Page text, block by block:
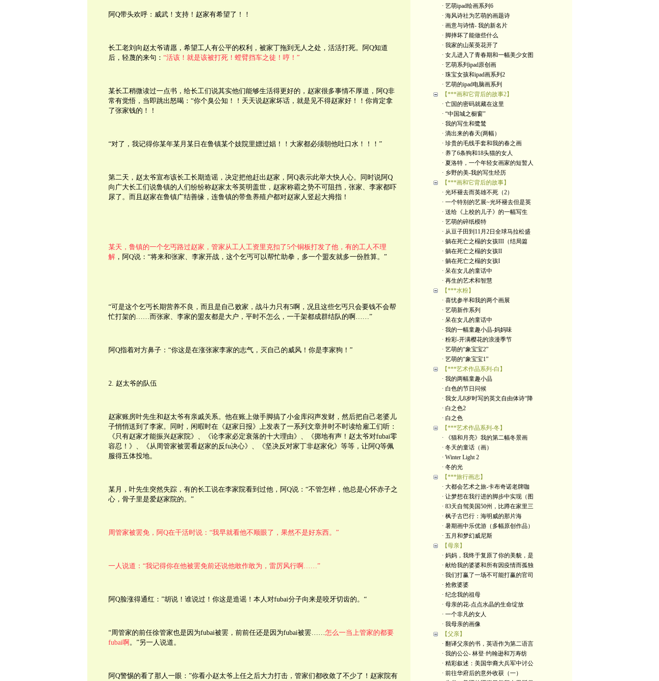
阿Q带头欢呼：威武！支持！赵家有希望了！！
长工老刘向赵太爷请愿，希望工人有公平的权利，被家丁拖到无人之处，活活打死。阿Q知道
后，轻蔑的来句： “活该！就是该被打死！螳臂挡车之徒！哼！”
某长工稍微读过一点书，给长工们说其实他们能够生活得更好的，赵家很多事情不厚道，阿Q非
常有觉悟，当即跳出怒喝：“你个臭公知！！天天说赵家坏话，就是见不得赵家好！！你肯定拿
了张家钱的！！
“对了，我记得你某年某月某日在鲁镇某个妓院里嫖过娼！！大家都必须朝他吐口水！！！”
第二天，赵太爷宣布该长工长期造谣，决定把他赶出赵家，阿Q表示此举大快人心。同时说阿Q
向广大长工们说鲁镇的人们纷纷称赵家太爷英明盖世，赵家称霸之势不可阻挡，张家、李家都吓
尿了。而且赵家在鲁镇广结善缘，连鲁镇的带鱼养殖户都对赵家人竖起大拇指！
某天，鲁镇的一个乞丐路过赵家，管家从工人工资里克扣了5个铜板打发了他，有的工人不理
解，阿Q说：“将来和张家、李家开战，这个乞丐可以帮忙助拳，多一个盟友就多一份胜算。”
“可是这个乞丐长期营养不良，而且是自己败家，战斗力只有5啊，况且这些乞丐只会要钱不会帮
忙打架的……而张家、李家的盟友都是大户，平时不怎么，一干架都成群结队的啊……”
阿Q指着对方鼻子：“你这是在涨张家李家的志气，灭自己的威风！你是李家狗！”
2. 赵太爷的队伍
赵家账房叶先生和赵太爷有亲戚关系。他在账上做手脚搞了小金库闷声发财，然后把自己老婆儿
子悄悄送到了李家。同时，闲暇时在《赵家日报》上发表了一系列文章并时不时读给雇工们听：
《只有赵家才能振兴赵家院》、《论李家必定衰落的十大理由》、《掷地有声！赵太爷对fubai零
容忍！》、《从周管家被罢看赵家的反fu决心》、《坚决反对家丁非赵家化》等等，让阿Q等佩
服得五体投地。
某月，叶先生突然失踪，有的长工说在李家院看到过他，阿Q说：“不管怎样，他总是心怀赤子之
心，骨子里是爱赵家院的。”
周管家被罢免，阿Q在干活时说：“我早就看他不顺眼了，果然不是好东西。”
一人说道：“我记得你在他被罢免前还说他敢作敢为，雷厉风行啊……”
阿Q脸涨得通红：”胡说！谁说过！你这是造谣！本人对fubai分子向来是咬牙切齿的。“
“周管家的前任徐管家也是因为fubai被罢，前前任还是因为fubai被罢……怎么一当上管家的都要
fubai啊 。”另一人说道。
阿Q警惕的看了那人一眼：”你看小赵太爷上任之后大力打击，管家们都收敛了不少了！赵家院有
· 艺萌ipad绘画系列6
· 海风诗社为艺萌的画题诗
· 画意与诗情- 我的新名片
· 脚摔坏了能做些什么
· 我家的山茱萸花开了
· 女儿进入了青春期和一幅美少女图
· 艺萌系列ipad原创画
· 珠宝女孩和ipad画系列2
· 艺萌的ipad电脑画系列
【***画和它背后的故事2】
· 亡国的密码就藏在这里
· “中国城之橱窗”
· 我的写生和鹭鸶
· 滴出来的春天(两幅）
· 珍贵的毛线手套和我的春之画
· 养了6条狗和18头猫的女人
· 夏洛特，一个年轻女画家的短暂人
· 乡野的美-我的写生经历
【***画和它背后的故事】
· 光环褪去而英雄不死（2）
· 一个特别的艺展~光环褪去但是英
· 送给《上校的儿子》的一幅写生
· 艺萌的碎纸模特
· 从豆子田到11月2日全球马拉松盛
· 躺在死亡之榻的女孩III（结局篇
· 躺在死亡之榻的女孩II
· 躺在死亡之榻的女孩I
· 呆在女儿的童话中
· 再生的艺术和智慧
【***水粉】
· 喜忧参半和我的两个画展
· 艺萌新作系列
· 呆在女儿的童话中
· 我的一幅童趣小品-妈妈味
· 粉彩-开满樱花的浪漫季节
· 艺萌的“象宝宝2”
· 艺萌的“象宝宝1”
【***艺术作品系列-白】
· 我的两幅童趣小品
· 白色的节日问候
· 我女儿8岁时写的英文自由体诗“降
· 白之色2
· 白之色
【***艺术作品系列-冬】
· 《猫和月亮》我的第二幅冬景画
· 冬天的童话（画）
· Winter Light 2
· 冬的光
【***旅行画志】
· 大都会艺术之旅-卡布奇诺老牌咖
· 让梦想在我行进的脚步中实现（图
· 83天自驾美国50州，比蹲在家里三
· 枫子古巴行：海明威的那片海
· 暑期画中乐优游（多幅原创作品）
· 五月和梦幻威尼斯
【母亲】
· 妈妈，我终于复原了你的美貌，是
· 献给我的婆婆和所有因疫情而孤独
· 我们打赢了一场不可能打赢的官司
· 抢救婆婆
· 纪念我的祖母
· 母亲的花-点点水晶的生命绽放
· 一个非凡的女人
· 我母亲的画像
【父亲】
· 翻译父亲的书，英语作为第二语言
· 我的公公- 林登·约翰逊和万寿纺
· 精彩叙述：美国华裔大兵军中讨公
· 前往华府后的意外收获（一）